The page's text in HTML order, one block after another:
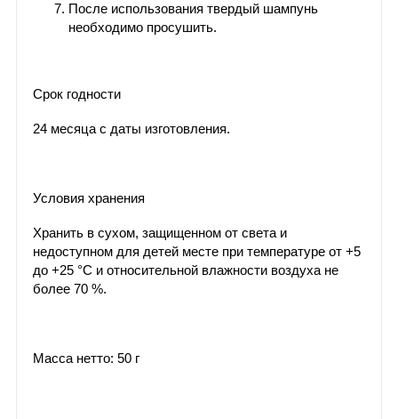
После использования твердый шампунь
необходимо просушить.
Срок годности
24 месяца с даты изготовления.
Условия хранения
Хранить в сухом, защищенном от света и
недоступном для детей месте при температуре от +5
до +25 °С и относительной влажности воздуха не
более 70 %.
Масса нетто: 50 г